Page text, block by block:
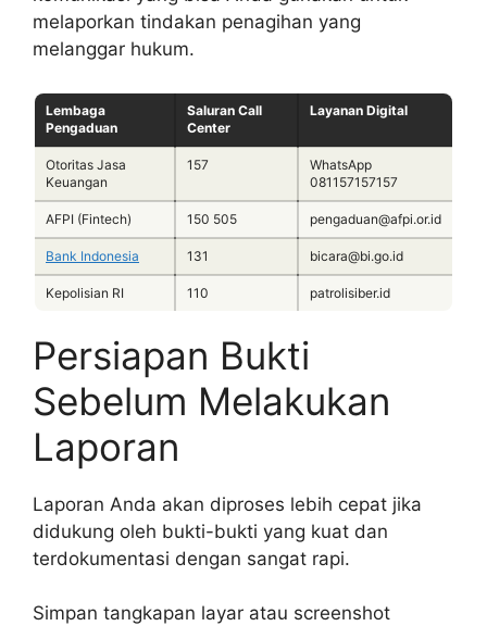
melaporkan tindakan penagihan yang
melanggar hukum.
Lembaga
Pengaduan
Saluran Call
Center
Layanan Digital
Otoritas Jasa
Keuangan
157
WhatsApp
081157157157
AFPI (Fintech) 150 505 pengaduan@afpi.or.id
Bank Indonesia 131 bicara@bi.go.id
Kepolisian RI 110 patrolisiber.id
Persiapan Bukti
Sebelum Melakukan
Laporan
Laporan Anda akan diproses lebih cepat jika
didukung oleh bukti-bukti yang kuat dan
terdokumentasi dengan sangat rapi.
Simpan tangkapan layar atau screenshot